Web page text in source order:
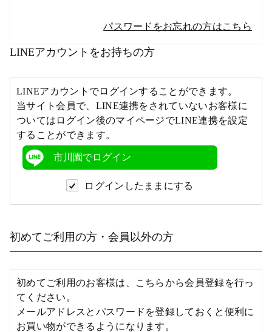
パスワードをお忘れの方はこちら
LINEアカウントをお持ちの方
LINEアカウントでログインすることができます。
当サイト会員で、LINE連携をされていないお客様に
ついてはログイン後のマイページでLINE連携を設定
することができます。
市川園でログイン
ログインしたままにする
初めてご利用の方・会員以外の方
初めてご利用のお客様は、こちらから会員登録を行っ
てください。
メールアドレスとパスワードを登録しておくと便利に
お買い物ができるようになります。